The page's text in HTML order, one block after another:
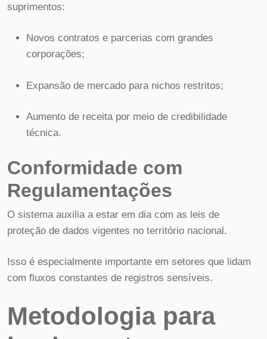
suprimentos:
Novos contratos e parcerias com grandes
corporações;
Expansão de mercado para nichos restritos;
Aumento de receita por meio de credibilidade
técnica.
Conformidade com
Regulamentações
O sistema auxilia a estar em dia com as leis de
proteção de dados vigentes no território nacional.
Isso é especialmente importante em setores que lidam
com fluxos constantes de registros sensíveis.
Metodologia para